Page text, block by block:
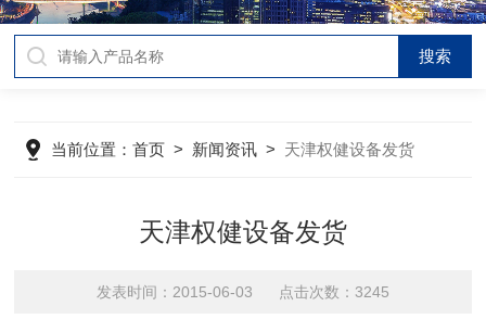
当前位置：首页 > 新闻资讯 > 天津权健设备发货
天津权健设备发货
发表时间：2015-06-03 点击次数：3245